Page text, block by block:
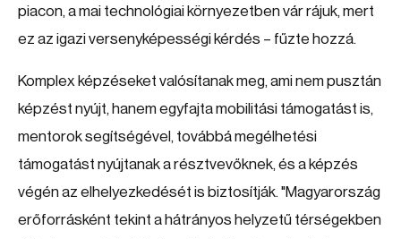
piacon, a mai technológiai környezetben vár rájuk, mert
ez az igazi versenyképességi kérdés – fűzte hozzá.
Komplex képzéseket valósítanak meg, ami nem pusztán
képzést nyújt, hanem egyfajta mobilitási támogatást is,
mentorok segítségével, továbbá megélhetési
támogatást nyújtanak a résztvevőknek, és a képzés
végén az elhelyezkedését is biztosítják. "Magyarország
erőforrásként tekint a hátrányos helyzetű térségekben